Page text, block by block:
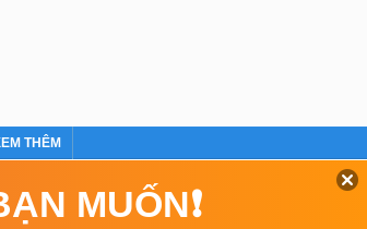
THÊM
MUỐN❗